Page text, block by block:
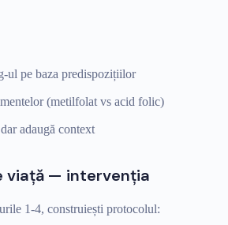
ul pe baza predispozițiilor
(metilfolat vs acid folic)
adaugă context
viață — intervenția
1-4, construiești protocolul: